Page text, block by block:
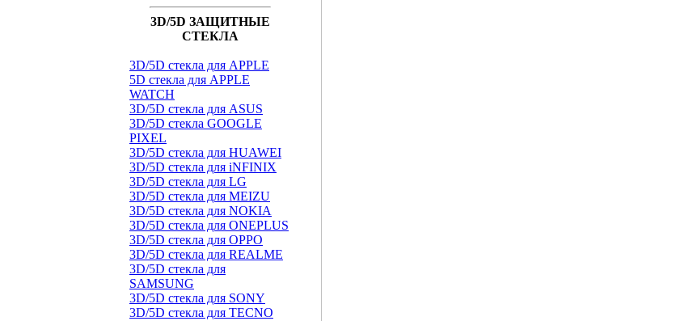
3D/5D ЗАЩИТНЫЕ
СТЕКЛА
3D/5D стекла для APPLE
5D стекла для APPLE
WATCH
3D/5D стекла для ASUS
3D/5D стекла GOOGLE
PIXEL
3D/5D стекла для HUAWEI
3D/5D стекла для iNFINIX
3D/5D стекла для LG
3D/5D стекла для MEIZU
3D/5D стекла для NOKIA
3D/5D стекла для ONEPLUS
3D/5D стекла для OPPO
3D/5D стекла для REALME
3D/5D стекла для
SAMSUNG
3D/5D стекла для SONY
3D/5D стекла для TECNO